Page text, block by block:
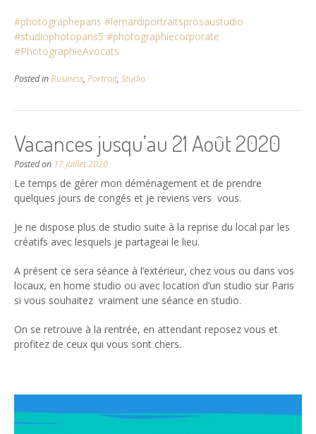
#photographeparis #lemardiportraitsprosaustudio
#studiophotoparis5 #photographiecorporate
#PhotographieAvocats
Posted inBusiness, Portrait, Studio
Vacances jusqu’au 21 Août 2020
Posted on 17 juillet 2020
Le temps de gérer mon déménagement et de prendre
quelques jours de congés et je reviens vers vous.
Je ne dispose plus de studio suite à la reprise du local par les
créatifs avec lesquels je partageai le lieu.
A présent ce sera séance à l’extérieur, chez vous ou dans vos
locaux, en home studio ou avec location d’un studio sur Paris
si vous souhaitez vraiment une séance en studio.
On se retrouve à la rentrée, en attendant reposez vous et
profitez de ceux qui vous sont chers.